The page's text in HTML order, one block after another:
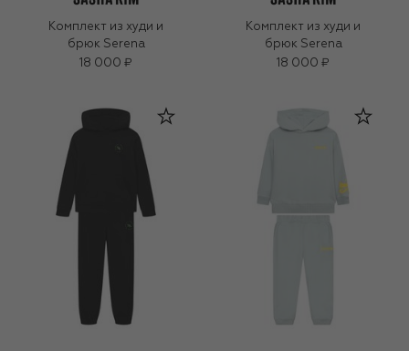
Комплект из худи и
брюк Serena
18 000 ₽
Комплект из худи и
брюк Serena
18 000 ₽